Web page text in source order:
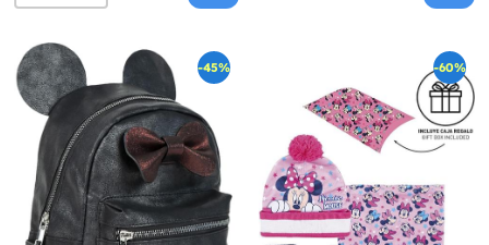
-45% -60%